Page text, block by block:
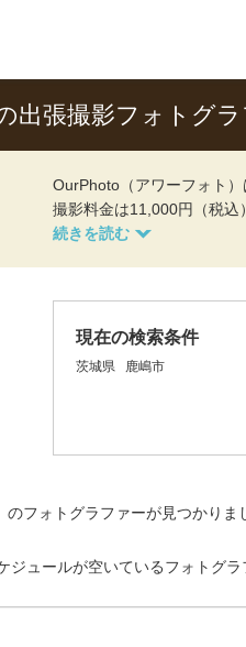
出張撮影フォトグ
OurPhoto（アワーフォト
撮影料金は11,000円（税込
現在の検索条件
茨城県 鹿嶋市
のフォトグラファーが見つかりま
ジュールが空いているフォトグ